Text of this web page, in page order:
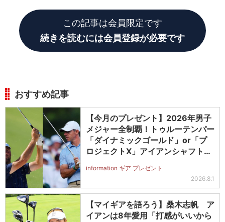
この記事は会員限定です
続きを読むには会員登録が必要です
おすすめ記事
【今月のプレゼント】2026年男子
メジャー全制覇！トゥルーテンパー
「ダイナミックゴールド」or「プ
ロジェクトX」アイアンシャフト
ットを抽選で2名に！
information ギア プレゼント
2026.8.1
【マイギアを語ろう】桑木志帆 ア
イアンは8年愛用「打感がいいから